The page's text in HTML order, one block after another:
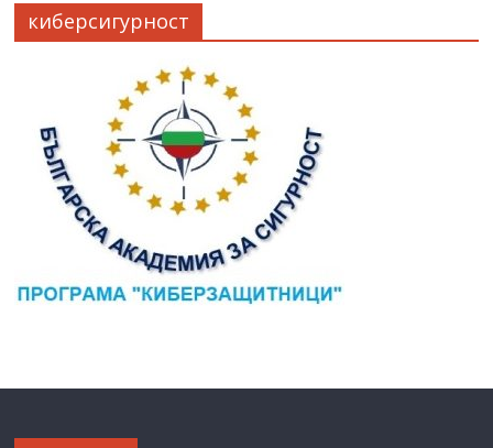
киберсигурност